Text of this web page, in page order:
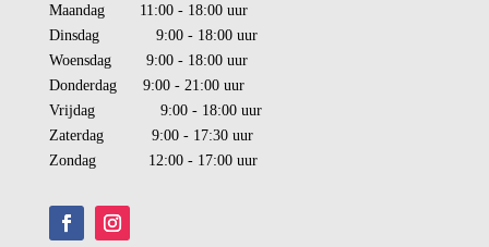
Maandag 11:00 - 18:00 uur
Dinsdag 9:00 - 18:00 uur
Woensdag 9:00 - 18:00 uur
Donderdag 9:00 - 21:00 uur
Vrijdag 9:00 - 18:00 uur
Zaterdag 9:00 - 17:30 uur
Zondag 12:00 - 17:00 uur